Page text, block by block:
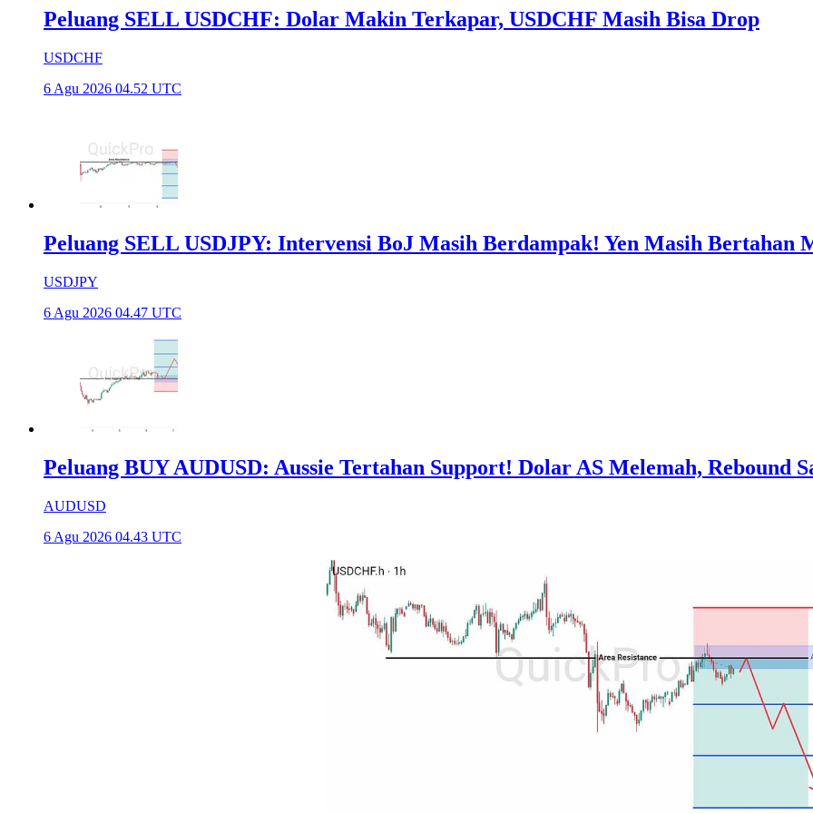
Peluang SELL USDCHF: Dolar Makin Terkapar, USDCHF Masih Bisa Drop
USDCHF
6 Agu 2026 04.52 UTC
Peluang SELL USDJPY: Intervensi BoJ Masih Berdampak! Yen Masih Bertahan
USDJPY
6 Agu 2026 04.47 UTC
Peluang BUY AUDUSD: Aussie Tertahan Support! Dolar AS Melemah, Rebound
AUDUSD
6 Agu 2026 04.43 UTC